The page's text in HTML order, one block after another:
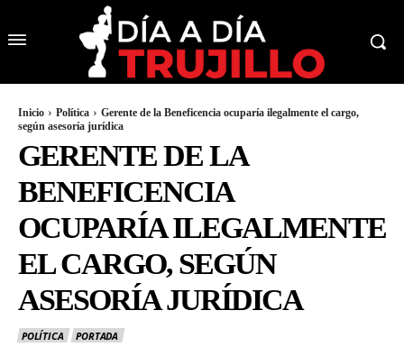
Inicio Política
Gerente de la Beneficencia ocuparía ilegalmente el cargo,
según asesoría jurídica
GERENTE DE LA
BENEFICENCIA
OCUPARÍA ILEGALMENTE
EL CARGO, SEGÚN
ASESORÍA JURÍDICA
POLÍTICA
PORTADA